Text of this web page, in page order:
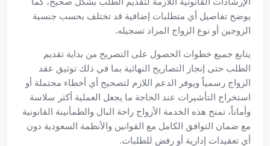
يوضح تفاصيل أي متطلبات إضافية قد تختلف بحسب جنسية
الزوجين أو نوع الزواج المراد تسجيله.
يتابع جميع خطوات الحصول على التصريح من بداية تقديم
الطلب حتى إنجاز التصاريح النهائية بما في ذلك توثيق عقد
الزواج رسمياً ويوفر الدعم اللازم لتصحيح أي أخطاء محتملة أو
استخراج التأشيرات عند الحاجة ما يجعل العملية أكثر سلاسة
وأماناً، تمنح هذه الخدمة الأزواج راحة البال والطمأنينة القانونية
مع ضمان التوافق الكامل مع القوانين والأنظمة السعودية دون
أي تعقيدات إدارية أو رفض للطلبات.